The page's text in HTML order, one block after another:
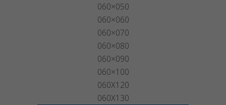
060×050
060×060
060×070
060×080
060×090
060×100
060X120
060X130